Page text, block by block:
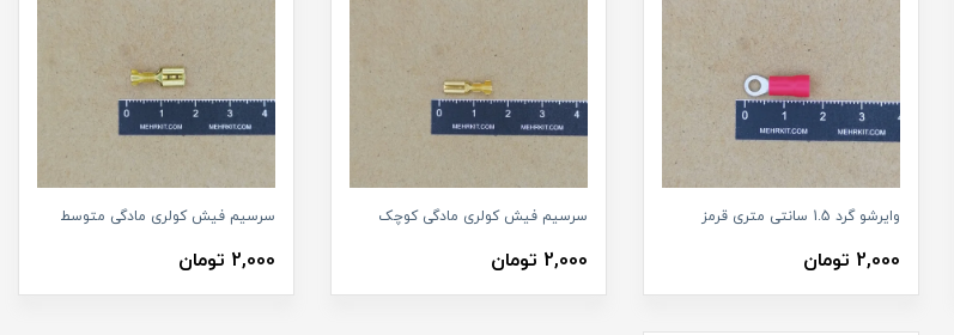
وایرشو گرد 1.5 سانتی متری قرمز
2,000 تومان
سرسیم فیش کولری مادگی کوچک
2,000 تومان
سرسیم فیش کولری مادگی متوسط
2,000 تومان